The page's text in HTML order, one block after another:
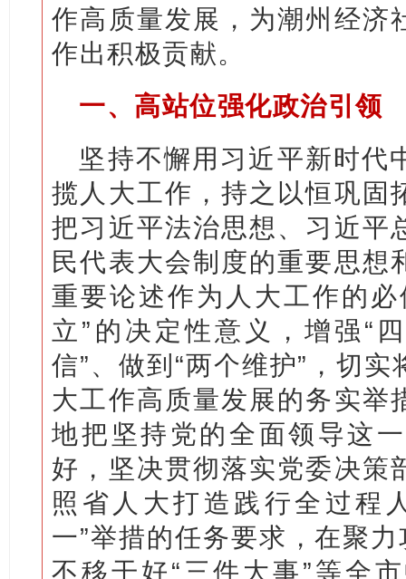
作高质量发展，为潮州经济
作出积极贡献。
一、高站位强化政治引领
坚持不懈用习近平新时代
揽人大工作，持之以恒巩固
把习近平法治思想、习近平
民代表大会制度的重要思想
重要论述作为人大工作的
立”的决定性意义，增强“
信”、做到“两个维护”，切
大工作高质量发展的务实举
地把坚持党的全面领导这
好，坚决贯彻落实党委决策
照省人大打造践行全过程
一”举措的任务要求，在聚
不移干好“三件大事”等全